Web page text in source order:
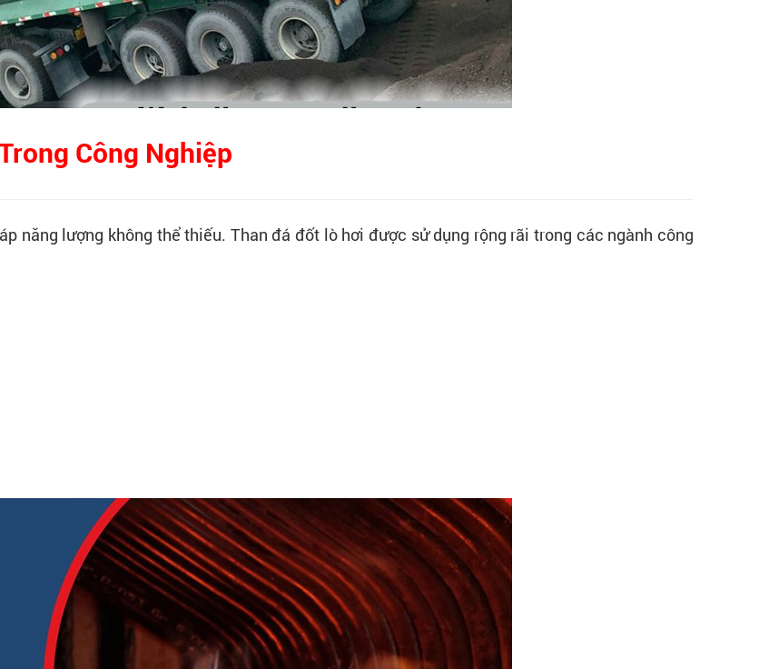
Công Nghiệp
năng lượng không thể thiếu. Than đá đốt lò hơi được sử dụng rộng rãi trong các ngành công